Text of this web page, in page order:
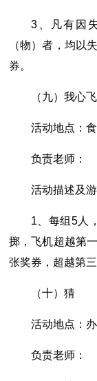
3、凡有因
（物）者，均以
券。
（九）我心
活动地点：
负责老师：
活动描述及游
1、每组5人
掷，飞机超越第
张奖券，超越第
（十）猜
活动地点：
负责老师：